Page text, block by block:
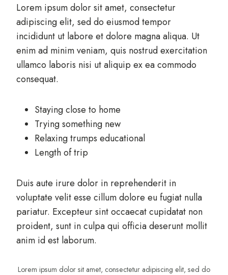
Lorem ipsum dolor sit amet, consectetur
adipiscing elit, sed do eiusmod tempor
incididunt ut labore et dolore magna aliqua. Ut
enim ad minim veniam, quis nostrud exercitation
ullamco laboris nisi ut aliquip ex ea commodo
consequat.
Staying close to home
Trying something new
Relaxing trumps educational
Length of trip
Duis aute irure dolor in reprehenderit in
voluptate velit esse cillum dolore eu fugiat nulla
pariatur. Excepteur sint occaecat cupidatat non
proident, sunt in culpa qui officia deserunt mollit
anim id est laborum.
Lorem ipsum dolor sit amet, consectetur adipiscing elit, sed do